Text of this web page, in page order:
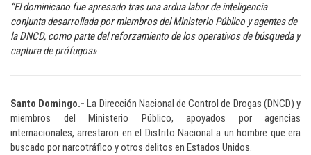
“El dominicano fue apresado tras una ardua labor de inteligencia
conjunta desarrollada por miembros del Ministerio Público y agentes de
la DNCD, como parte del reforzamiento de los operativos de búsqueda y
captura de prófugos»
Santo Domingo.- La Dirección Nacional de Control de Drogas (DNCD) y
miembros del Ministerio Público, apoyados por agencias
internacionales, arrestaron en el Distrito Nacional a un hombre que era
buscado por narcotráfico y otros delitos en Estados Unidos.